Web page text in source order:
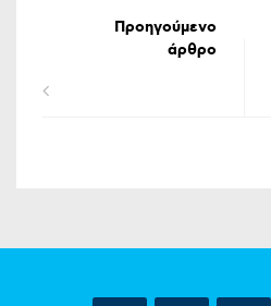
Προηγούμενο
άρθρο